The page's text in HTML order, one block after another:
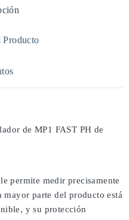
Producto
de MP1 FAST PH de
permite medir precisamente
parte del producto está
y su protección